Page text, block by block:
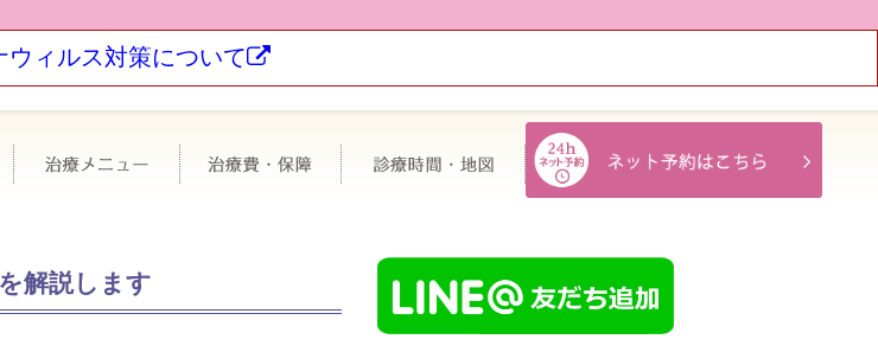
ウィルス対策について
く削らない
スタッフ紹介 治療メニュー 治療費・保証 診療時間・地図
解説します